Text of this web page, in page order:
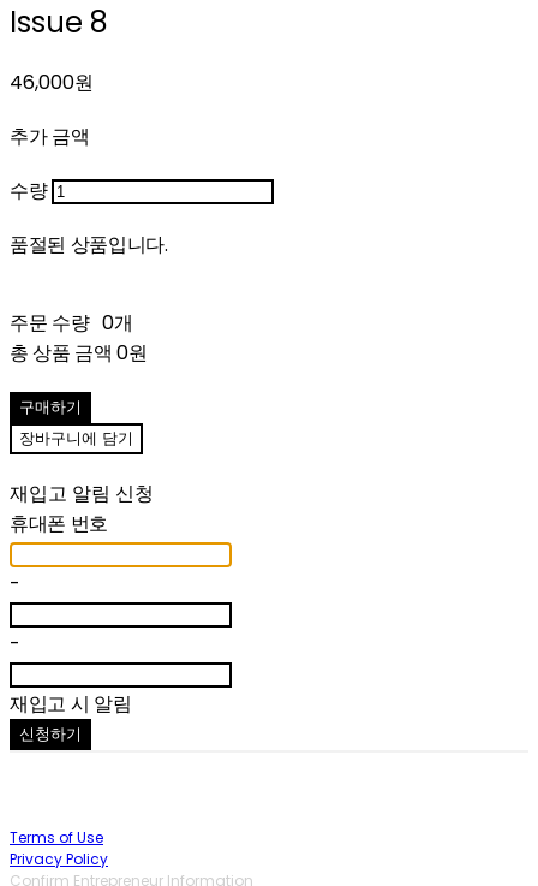
Issue 8
46,000원
추가 금액
수량
품절된 상품입니다.
주문 수량 0개
총 상품 금액 0원
구매하기
장바구니에 담기
재입고 알림 신청
휴대폰 번호
-
-
재입고 시 알림
신청하기
Terms of Use
Privacy Policy
Confirm Entrepreneur Information